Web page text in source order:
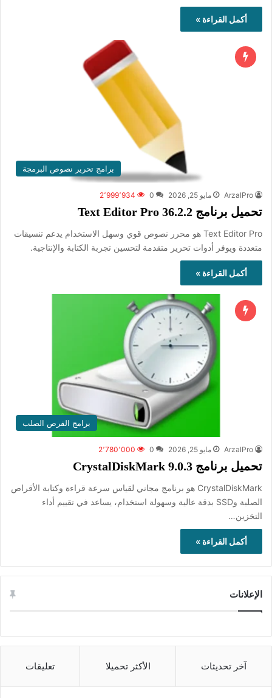
أكمل القراءة »
برامج تحرير نصوص البرمجة
ArzalPro مايو 25, 2026 0 2٬999٬934
تحميل برنامج Text Editor Pro 36.2.2
Text Editor Pro هو محرر نصوص قوي وسهل الاستخدام يدعم تنسيقات
متعددة ويوفر أدوات تحرير متقدمة لتحسين تجربة الكتابة والإنتاجية.
أكمل القراءة »
برامج القرص الصلب
ArzalPro مايو 25, 2026 0 2٬780٬000
تحميل برنامج CrystalDiskMark 9.0.3
CrystalDiskMark هو برنامج مجاني لقياس سرعة قراءة وكتابة الأقراص
الصلبة وSSD بدقة عالية وسهولة استخدام، يساعد في تقييم أداء
التخزين…
أكمل القراءة »
الإعلانات
آخر تحديثات الأكثر تحميلا تعليقات